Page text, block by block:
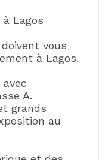
Lagos
vous
à Lagos.
A.
grands
au